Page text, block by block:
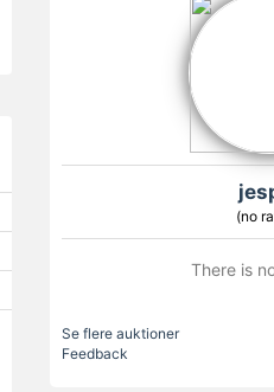
(no
There is
Se flere auktioner
Feedback